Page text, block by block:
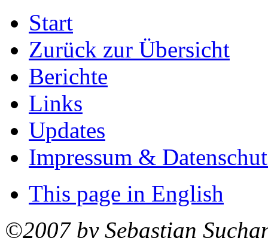
Start
Zurück zur Übersicht
Berichte
Links
Updates
Impressum &
This page in English
©2007 by Sebastian